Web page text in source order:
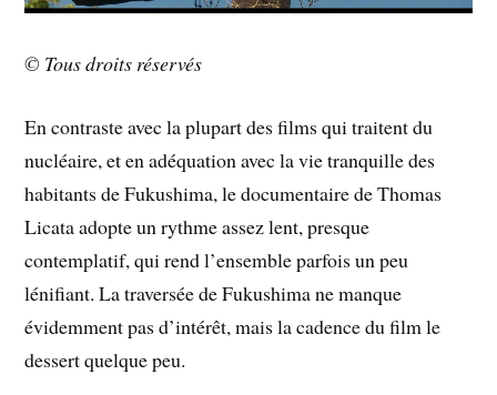
© Tous droits réservés
En contraste avec la plupart des films qui traitent du
nucléaire, et en adéquation avec la vie tranquille des
habitants de Fukushima, le documentaire de Thomas
Licata adopte un rythme assez lent, presque
contemplatif, qui rend l’ensemble parfois un peu
lénifiant. La traversée de Fukushima ne manque
évidemment pas d’intérêt, mais la cadence du film le
dessert quelque peu.